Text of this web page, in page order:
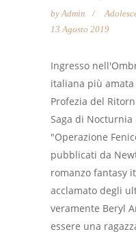
byAdmin
13 Agosto 2019
Ingresso
italiana più
Profezia del
Saga di
"Operazione
pubblicati da
romanzo fantasy
acclamato degli
veramente Beryl
essere una